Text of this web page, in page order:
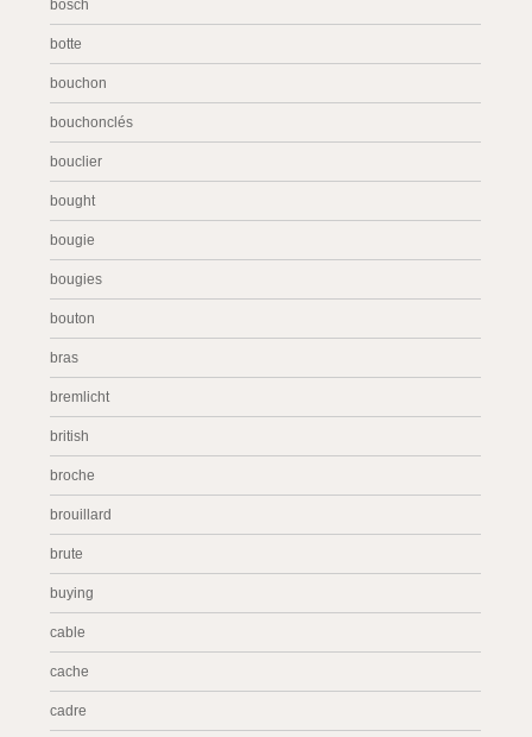
bosch
botte
bouchon
bouchonclés
bouclier
bought
bougie
bougies
bouton
bras
bremlicht
british
broche
brouillard
brute
buying
cable
cache
cadre